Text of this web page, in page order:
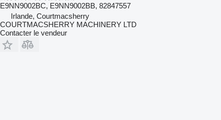
E9NN9002BC, E9NN9002BB, 82847557
Irlande, Courtmacsherry
COURTMACSHERRY MACHINERY LTD
Contacter le vendeur